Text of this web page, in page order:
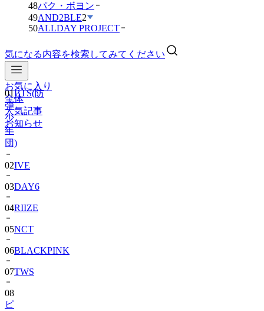
48パク・ボヨン
49AND2BLE2
50ALLDAY PROJECT
気になる内容を検索してみてください
お気に入り
全体
人気記事
お知らせ
01BTS(防
弾
少
年
団)
02IVE
03DAY6
04RIIZE
05NCT
06BLACKPINK
07TWS
08
ピ